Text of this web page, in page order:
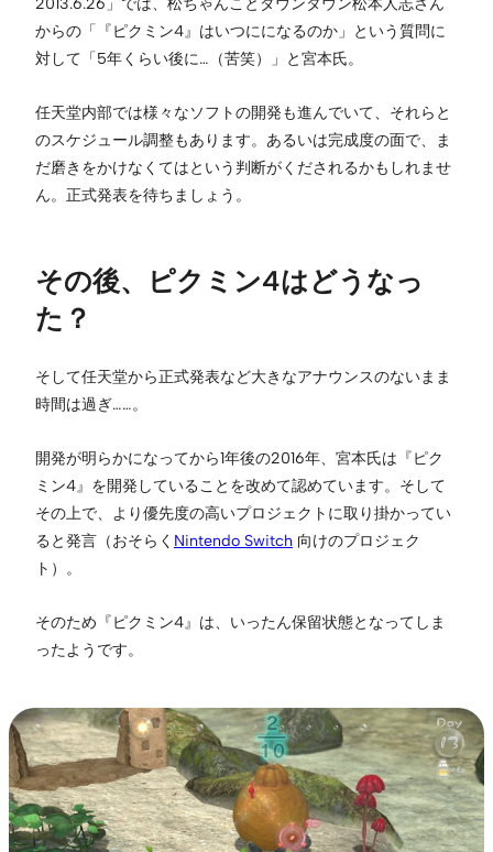
からの「『ピクミン4』はいつにになるのか」という質問に
対して「5年くらい後に…（苦笑）」と宮本氏。
任天堂内部では様々なソフトの開発も進んでいて、それらと
のスケジュール調整もあります。あるいは完成度の面で、ま
だ磨きをかけなくてはという判断がくだされるかもしれませ
ん。正式発表を待ちましょう。
その後、ピクミン4はどうなっ
た？
そして任天堂から正式発表など大きなアナウンスのないまま
時間は過ぎ……。
開発が明らかになってから1年後の2016年、宮本氏は『ピク
ミン4』を開発していることを改めて認めています。そして
その上で、より優先度の高いプロジェクトに取り掛かってい
ると発言（おそらく Nintendo Switch 向けのプロジェク
ト）。
そのため『ピクミン4』は、いったん保留状態となってしま
ったようです。